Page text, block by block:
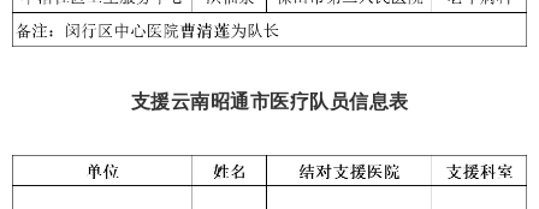
支援云南昭通市医疗队员信息表